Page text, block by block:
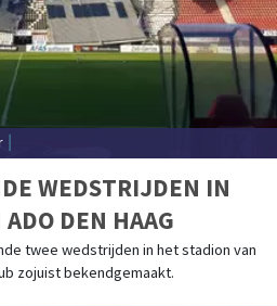
WEDSTRIJDEN IN
DEN HAAG
twee wedstrijden in het stadion van
zojuist bekendgemaakt.